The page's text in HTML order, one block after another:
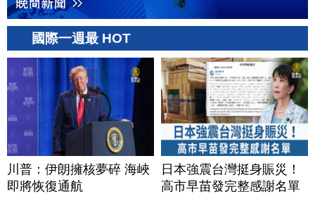
國際一週最 HOT
川普：伊朗擁核夢碎 海峽
即將恢復通航
日本強震台灣挺身賑災！
高市早苗發完整感謝名單